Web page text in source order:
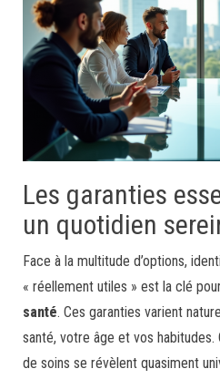
Les garanties
un quotidien
Face à la multitude d’options,
« réellement utiles » est la clé
santé. Ces garanties varient
santé, votre âge et vos
de soins se révèlent quasiment